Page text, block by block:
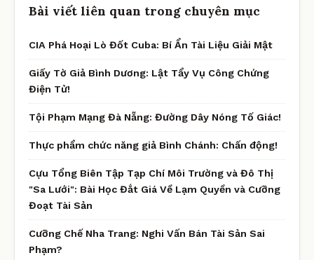
Bài viết liên quan trong chuyên mục
CIA Phá Hoại Lò Đốt Cuba: Bí Ẩn Tài Liệu Giải Mật
Giấy Tờ Giả Bình Dương: Lật Tẩy Vụ Công Chứng
Điện Tử!
Tội Phạm Mạng Đà Nẵng: Đường Dây Nóng Tố Giác!
Thực phẩm chức năng giả Bình Chánh: Chấn động!
Cựu Tổng Biên Tập Tạp Chí Môi Trường và Đô Thị
"Sa Lưới": Bài Học Đắt Giá Về Lạm Quyền và Cưỡng
Đoạt Tài Sản
Cưỡng Chế Nha Trang: Nghi Vấn Bán Tài Sản Sai
Phạm?